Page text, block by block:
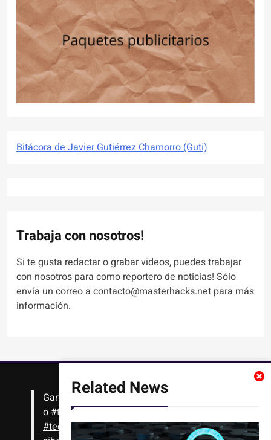
Related News
Bitácora de Javier Gutiérrez Chamorro (Guti)
Trabaja con nosotros!
Si te gusta redactar o grabar videos, puedes trabajar
con nosotros para como reportero de noticias! Sólo
envía un correo a contacto@masterhacks.net para más
información.
Gana #Bitcoin solo con leer artículos, noticias
o#tutoriales
#tecnología,#criptomonedas, seguridad